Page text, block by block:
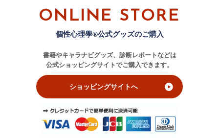
ONLINE STORE
個性心理學®公式グッズのご購入
書籍やキャラナビグッズ、診断レポートなどは
公式ショッピングサイトでご購入できます。
ショッピングサイトへ